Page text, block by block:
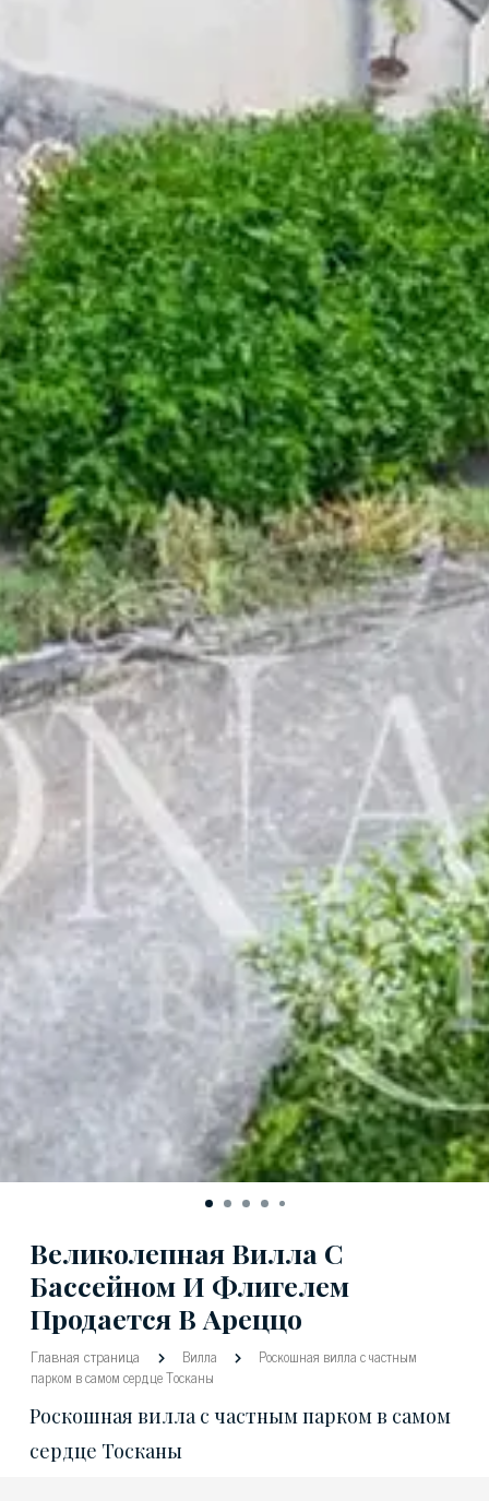
Великолепная Вилла С
Бассейном И Флигелем
Продается В Ареццо
Главная страница Вилла
Роскошная вилла с частным
парком в самом сердце Тосканы
Роскошная вилла с частным парком в самом
сердце Тосканы